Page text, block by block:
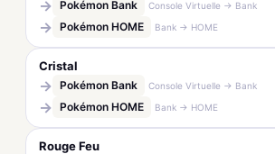
→ Pokémon Bank Console Virtuelle → Bank
→ Pokémon HOME Bank → HOME
Cristal
→ Pokémon Bank Console Virtuelle → Bank
→ Pokémon HOME Bank → HOME
Rouge Feu